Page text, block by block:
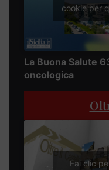
cookie per
La Buona Salute
oncologica
Fai clic